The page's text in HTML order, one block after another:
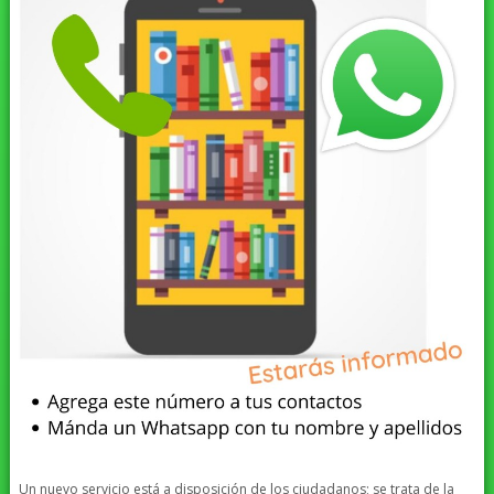
Un nuevo servicio está a disposición de los ciudadanos; se trata de la